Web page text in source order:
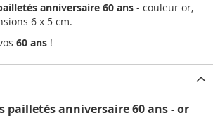
anniversaire 60 ans - couleur or,
6 x 5 cm.
60 ans !
pailletés anniversaire 60 ans - or